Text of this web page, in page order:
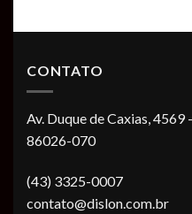
CONTATO
Av. Duque de Caxias, 4569
86026-070
(43) 3325-0007
contato@dislon.com.br